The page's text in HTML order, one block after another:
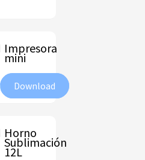
Impresora
mini
Download
Horno
Sublimación
12L